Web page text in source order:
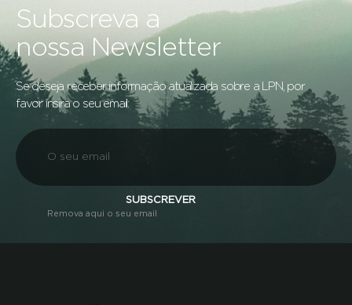
Subscreva a
nossa Newsletter
Se deseja receber informação atualizada sobre a LPN, por
favor insira o seu email:
SUBSCREVER
Remova aqui o seu email